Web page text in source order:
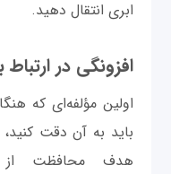
ابری انتقال دهید.
افزونگی در
اولین مؤلفه‌ای که
باید به آن دقت
هدف محافظت از